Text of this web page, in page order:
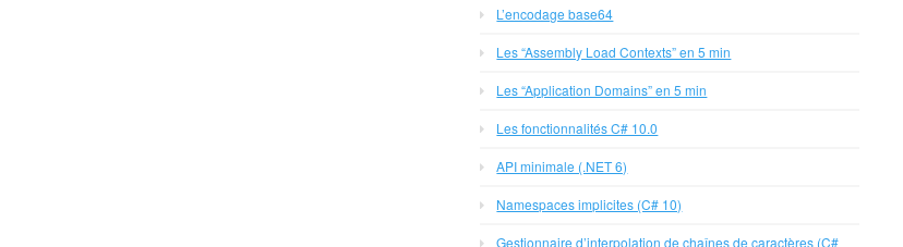
L’encodage base64
Les “Assembly Load Contexts” en 5 min
Les “Application Domains” en 5 min
Les fonctionnalités C# 10.0
API minimale (.NET 6)
Namespaces implicites (C# 10)
Gestionnaire d’interpolation de chaînes de caractères (C#